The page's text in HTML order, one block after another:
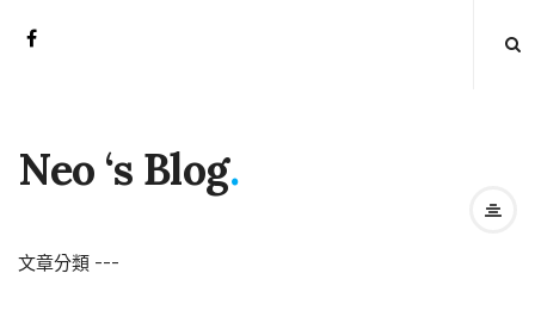
Neo ‘s Blog.
文章分類 ---